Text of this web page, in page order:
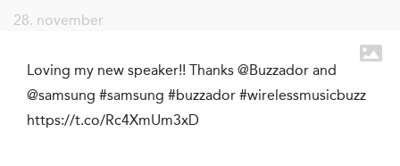
28. november
Loving my new speaker!! Thanks @Buzzador and
@samsung #samsung #buzzador #wirelessmusicbuzz
https://t.co/Rc4XmUm3xD